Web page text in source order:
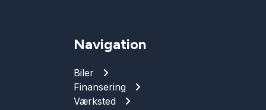
Navigation
Biler
Finansering
Værksted